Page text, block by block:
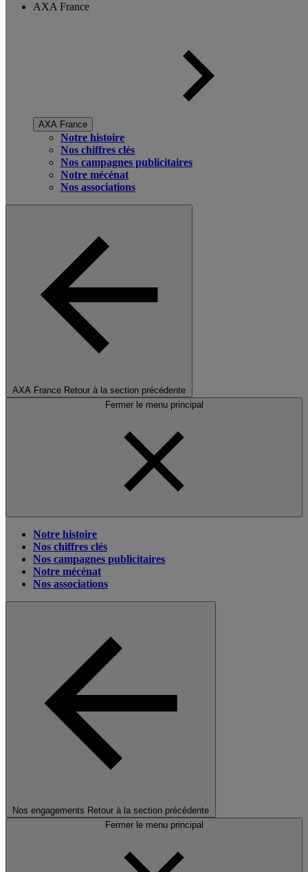
AXA France
AXA France
Notre histoire
Nos chiffres clés
Nos campagnes publicitaires
Notre mécénat
Nos associations
AXA France Retour à la section précédente
Fermer le menu principal
Notre histoire
Nos chiffres clés
Nos campagnes publicitaires
Notre mécénat
Nos associations
Nos engagements Retour à la section précédente
Fermer le menu principal